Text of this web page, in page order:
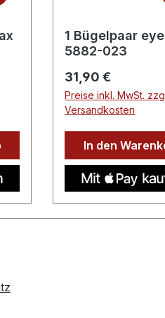
1 Bügelpaar
5882-023
Regulärer Preis:
31,90 €
Preise inkl. MwSt.
Versandkosten
In den